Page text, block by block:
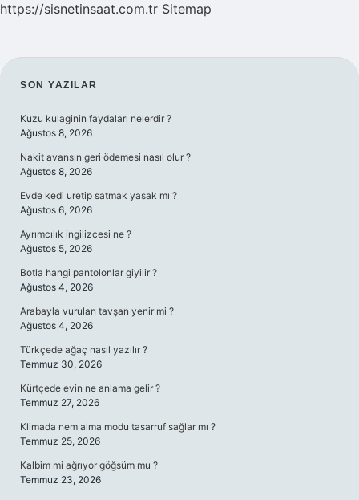
https://sisnetinsaat.com.tr Sitemap
SIDEBAR
SON YAZILAR
Kuzu kulaginin faydaları nelerdir ?
Ağustos 8, 2026
Nakit avansın geri ödemesi nasıl olur ?
Ağustos 8, 2026
Evde kedi uretip satmak yasak mı ?
Ağustos 6, 2026
Ayrımcılık ingilizcesi ne ?
Ağustos 5, 2026
Botla hangi pantolonlar giyilir ?
Ağustos 4, 2026
Arabayla vurulan tavşan yenir mi ?
Ağustos 4, 2026
Türkçede ağaç nasıl yazılır ?
Temmuz 30, 2026
Kürtçede evin ne anlama gelir ?
Temmuz 27, 2026
Klimada nem alma modu tasarruf sağlar mı ?
Temmuz 25, 2026
Kalbim mi ağrıyor göğsüm mu ?
Temmuz 23, 2026